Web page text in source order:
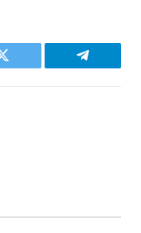
Twitter Telegram